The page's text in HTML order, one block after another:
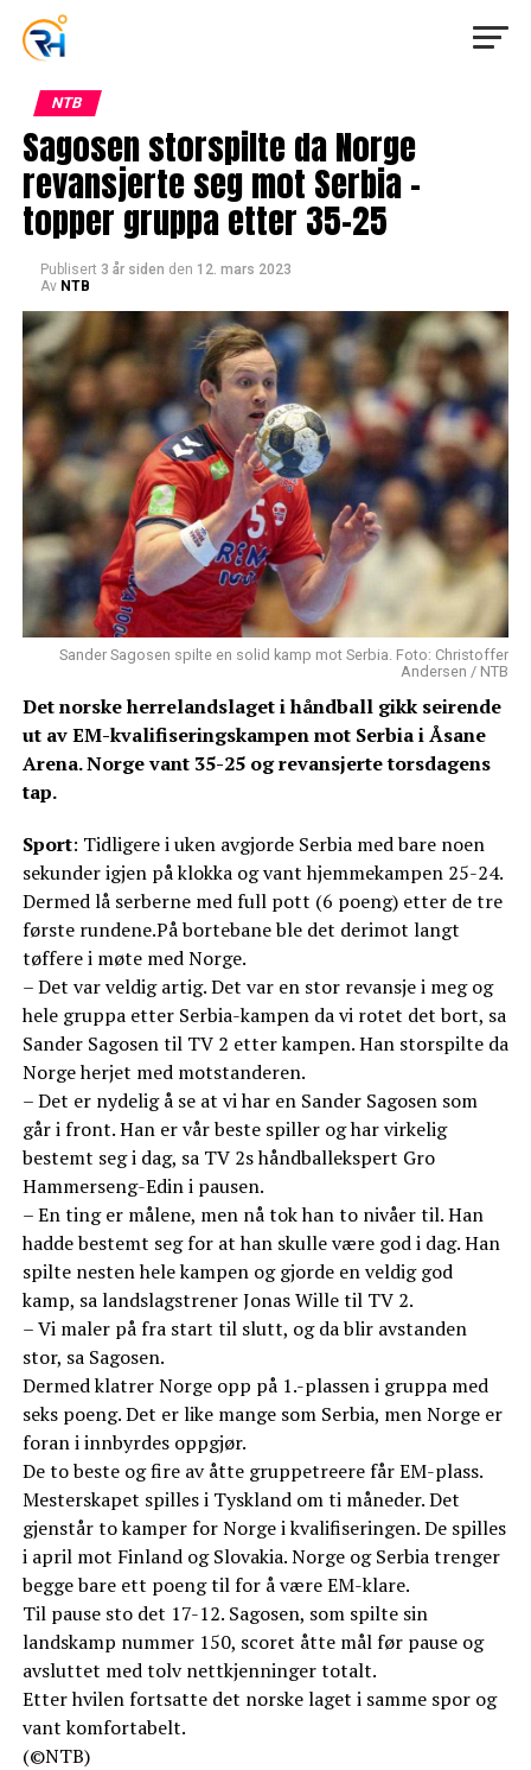
NTB
Sagosen storspilte da Norge
revansjerte seg mot Serbia –
topper gruppa etter 35-25
Publisert 3 år siden den 12. mars 2023
Av NTB
Sander Sagosen spilte en solid kamp mot Serbia. Foto: Christoffer
Andersen / NTB
Det norske herrelandslaget i håndball gikk seirende
ut av EM-kvalifiseringskampen mot Serbia i Åsane
Arena. Norge vant 35-25 og revansjerte torsdagens
tap.
Sport: Tidligere i uken avgjorde Serbia med bare noen
sekunder igjen på klokka og vant hjemmekampen 25-24.
Dermed lå serberne med full pott (6 poeng) etter de tre
første rundene.På bortebane ble det derimot langt
tøffere i møte med Norge.
– Det var veldig artig. Det var en stor revansje i meg og
hele gruppa etter Serbia-kampen da vi rotet det bort, sa
Sander Sagosen til TV 2 etter kampen. Han storspilte da
Norge herjet med motstanderen.
– Det er nydelig å se at vi har en Sander Sagosen som
går i front. Han er vår beste spiller og har virkelig
bestemt seg i dag, sa TV 2s håndballekspert Gro
Hammerseng-Edin i pausen.
– En ting er målene, men nå tok han to nivåer til. Han
hadde bestemt seg for at han skulle være god i dag. Han
spilte nesten hele kampen og gjorde en veldig god
kamp, sa landslagstrener Jonas Wille til TV 2.
– Vi maler på fra start til slutt, og da blir avstanden
stor, sa Sagosen.
Dermed klatrer Norge opp på 1.-plassen i gruppa med
seks poeng. Det er like mange som Serbia, men Norge er
foran i innbyrdes oppgjør.
De to beste og fire av åtte gruppetreere får EM-plass.
Mesterskapet spilles i Tyskland om ti måneder. Det
gjenstår to kamper for Norge i kvalifiseringen. De spilles
i april mot Finland og Slovakia. Norge og Serbia trenger
begge bare ett poeng til for å være EM-klare.
Til pause sto det 17-12. Sagosen, som spilte sin
landskamp nummer 150, scoret åtte mål før pause og
avsluttet med tolv nettkjenninger totalt.
Etter hvilen fortsatte det norske laget i samme spor og
vant komfortabelt.
(©NTB)